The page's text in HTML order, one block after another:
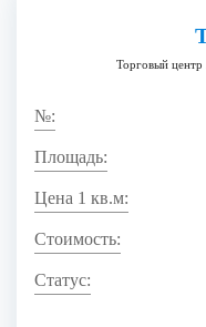
Торговый